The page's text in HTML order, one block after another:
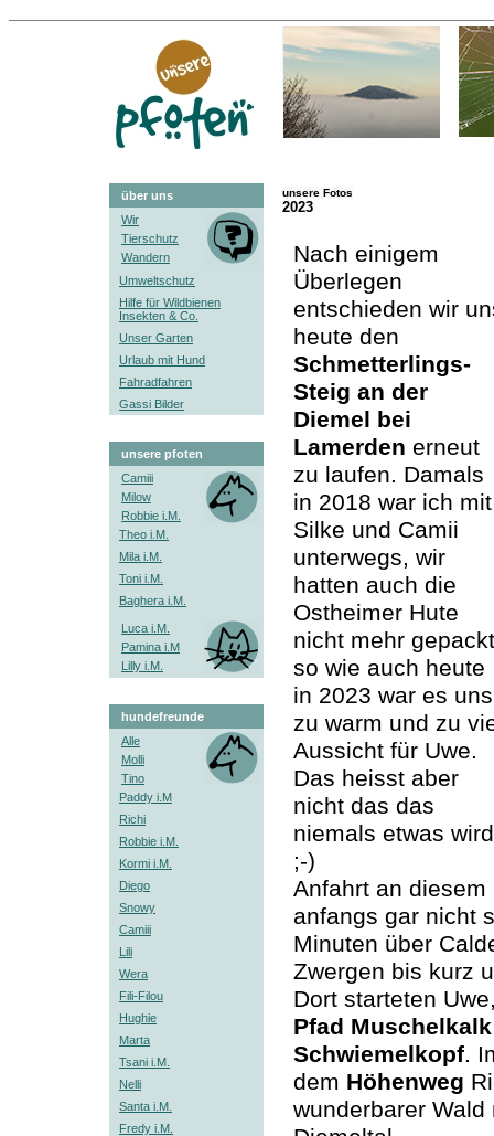
über uns
Wir
Tierschutz
Wandern
Umweltschutz
Hilfe für Wildbienen
Insekten & Co.
Unser Garten
Urlaub mit Hund
Fahradfahren
Gassi Bilder
unsere pfoten
Camiii
Milow
Robbie i.M.
Theo i.M.
Mila i.M.
Toni i.M.
Baghera i.M.
Luca i.M.
Pamina i.M
Lilly i.M.
hundefreunde
Alle
Molli
Tino
Paddy i.M
Richi
Robbie i.M.
Kormi i.M.
Diego
Snowy
Camiii
Lili
Wera
Fili-Filou
Hughie
Marta
Tsani i.M.
Nelli
Santa i.M.
Fredy i.M.
unsere Fotos
2023
Nach einigem
Überlegen
entschieden wir
heute den
Schmetterlings-
Steig an der
Diemel bei
Lamerden erneut
zu laufen. Damals
in 2018 war ich mit
Silke und Camii
unterwegs, wir
hatten auch die
Ostheimer Hute
nicht mehr
so wie auch heute
in 2023 war es uns
zu warm und zu
Aussicht für Uwe.
Das heisst aber
nicht das das
niemals etwas wird
;-)
Anfahrt an diesem
anfangs gar nicht
Minuten über
Zwergen bis kurz
Dort starteten
Pfad Muschelkalk
Schwiemelkopf.
dem Höhenweg
wunderbarer